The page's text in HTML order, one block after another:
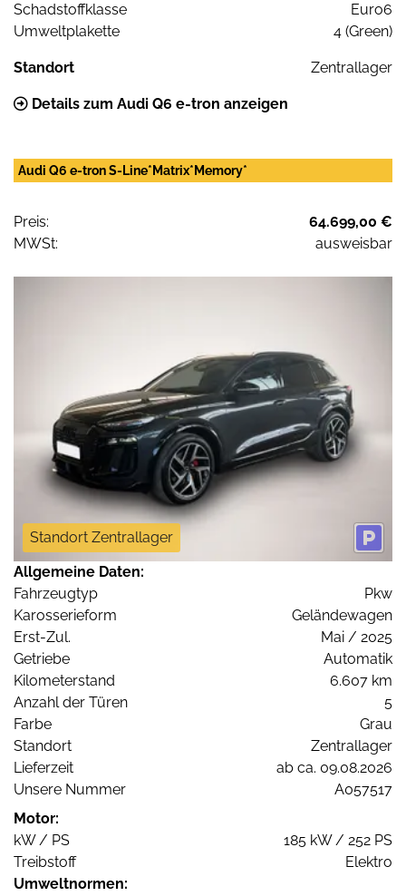
Schadstoffklasse
Euro6
Umweltplakette
4 (Green)
Standort Zentrallager
Details zum Audi Q6 e-tron anzeigen
Audi Q6 e-tron S-Line*Matrix*Memory*
Preis:
64.699,00 €
MWSt:
ausweisbar
Standort Zentrallager
Allgemeine Daten:
Fahrzeugtyp
Pkw
Karosserieform
Geländewagen
Erst-Zul.
Mai / 2025
Getriebe
Automatik
Kilometerstand
6.607 km
Anzahl der Türen
5
Farbe
Grau
Standort
Zentrallager
Lieferzeit
ab ca. 09.08.2026
Unsere Nummer
A057517
Motor:
kW / PS
185 kW / 252 PS
Treibstoff
Elektro
Umweltnormen: